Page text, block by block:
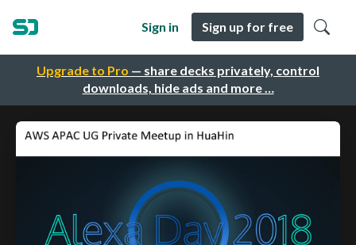
Upgrade to Pro — share decks privately, control
downloads, hide ads and more …
Sign in Sign up for free